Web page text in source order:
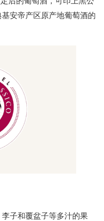
安帝产区原产地葡萄酒的
子和覆盆子等多汁的果